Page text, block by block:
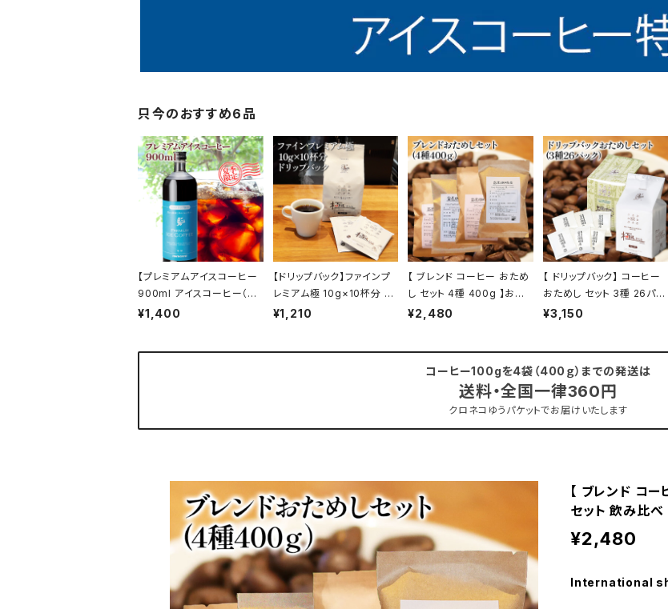
只今のおすすめ6品
【プレミアムアイスコーヒー
900ml アイスコーヒー（無
糖）】 リキッド アイス 自家焙
¥1,400
【ドリップバック】ファインプ
レミアム極 10g×10杯分 甘
く華やかな香りとコク トミヤ
¥1,210
【 ブレンド コーヒー おため
し セット 4種 400g 】お試
し セット 飲み比べ コーヒー
¥2,480
【 ドリップバック】 コーヒー
おためし セット 3種 26パッ
ク お試し セット 飲み比べ
¥3,150
コーヒー100gを4袋（400ｇ）までの発送は
送料・全国一律360円
クロネコゆうパケットでお届けいたします
【 ブレンド コ
セット 飲み比べ
¥2,480
International